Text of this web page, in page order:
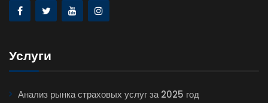
Услуги
Анализ рынка страховых услуг за 2025 год